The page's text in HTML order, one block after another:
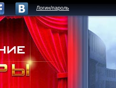
Логин/пароль